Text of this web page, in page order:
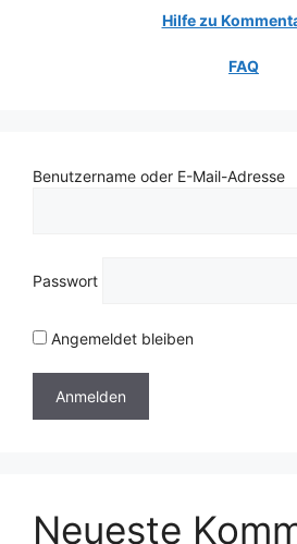
Hilfe zu
FAQ
Benutzername oder E-Mail-Adresse
Passwort
Angemeldet bleiben
Neueste